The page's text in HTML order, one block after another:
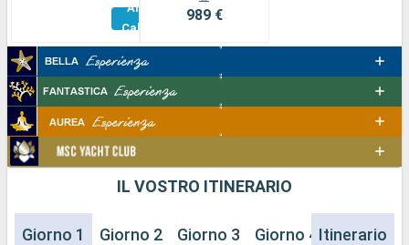
Altre
Cabine
989 €
IL VOSTRO ITINERARIO
Giorno 1 Giorno 2 Giorno 3 Giorno 4 Giorno 5
Itinerario